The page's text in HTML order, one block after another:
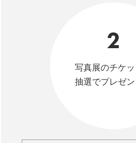
2
写真展のチケ
抽選でプレゼン